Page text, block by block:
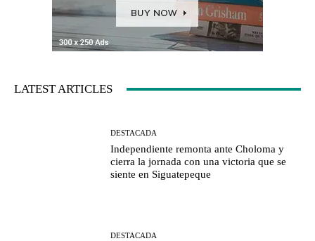
LATEST ARTICLES
DESTACADA
Independiente remonta ante Choloma y
cierra la jornada con una victoria que se
siente en Siguatepeque
DESTACADA